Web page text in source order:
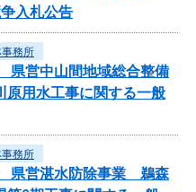
入札公告
務所
県営中山間地域総合整備
用水工事に関する一般
務所
県営湛水防除事業 鵜森